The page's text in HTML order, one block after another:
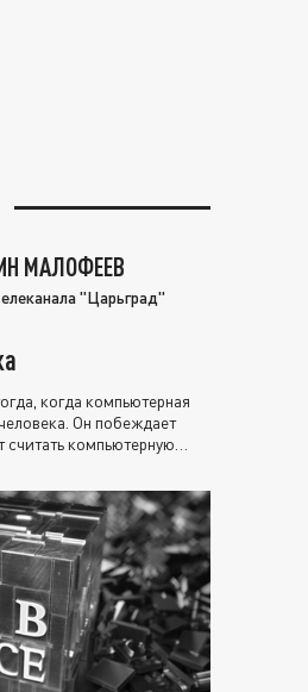
МАЛОФЕЕВ
"Царьград"
когда компьютерная
Он побеждает
считать компьютерную